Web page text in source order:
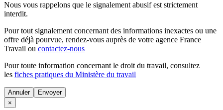
Nous vous rappelons que le signalement abusif est strictement
interdit.
Pour tout signalement concernant des informations inexactes ou une
offre déjà pourvue, rendez-vous auprès de votre agence France
Travail ou contactez-nous
Pour toute information concernant le droit du travail, consultez
les fiches pratiques du Ministère du travail
Annuler
×